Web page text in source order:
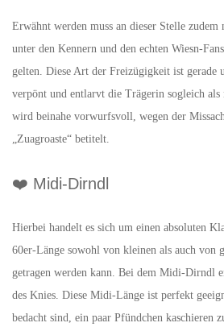
Erwähnt werden muss an dieser Stelle
unter den Kennern und den echten Wiesn-
gelten. Diese Art der Freizügigkeit ist gerade
verpönt und entlarvt die Trägerin sogleich
wird beinahe vorwurfsvoll, wegen der
„Zuagroaste“ betitelt.
❤️ Midi-Dirndl
Hierbei handelt es sich um einen absoluten
60er-Länge sowohl von kleinen als auch von
getragen werden kann. Bei dem Midi-Dirndl
des Knies. Diese Midi-Länge ist perfekt
bedacht sind, ein paar Pfündchen kaschieren